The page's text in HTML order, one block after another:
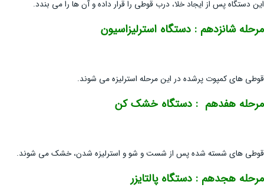
این دستگاه پس از ایجاد خلا، درب قوطی را قرار داده و آن ها را می بندد.
مرحله شانزدهم : دستگاه استرلیزاسیون
قوطی های کمپوت پرشده در این مرحله استرلیزه می شوند.
مرحله هفدهم : دستگاهخشک کن
قوطی های شسته شده پس از شست و شو و استرلیزه شدن، خشک می شوند.
مرحله هجدهم : دستگاهپالتایزر